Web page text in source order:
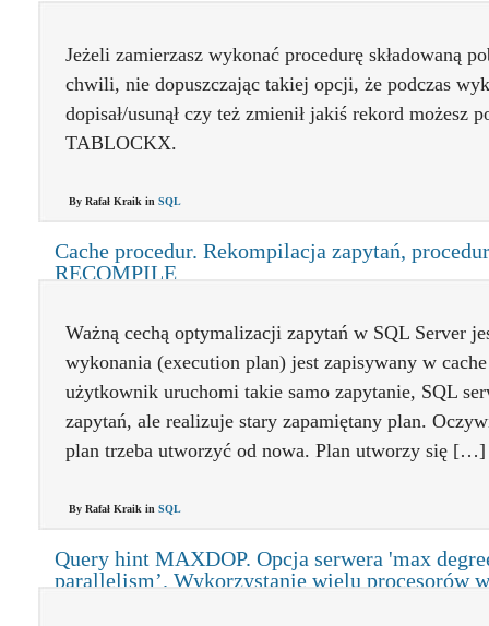
Jeżeli zamierzasz wykonać procedurę składowaną
chwili, nie dopuszczając takiej opcji, że podczas
dopisał/usunął czy też zmienił jakiś rekord możesz
TABLOCKX.
By Rafał Kraik in SQL
Cache procedur. Rekompilacja zapytań,
RECOMPILE
Ważną cechą optymalizacji zapytań w SQL Server
wykonania (execution plan) jest zapisywany w
użytkownik uruchomi takie samo zapytanie, SQL
zapytań, ale realizuje stary zapamiętany plan.
plan trzeba utworzyć od nowa. Plan utworzy się […]
By Rafał Kraik in SQL
Query hint MAXDOP. Opcja serwera 'max
parallelism’. Wykorzystanie wielu procesorów